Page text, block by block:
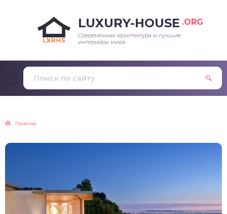
LUXURY-HOUSE .ORG
Современная архитектура и лучшие
интерьеры мира
Главная